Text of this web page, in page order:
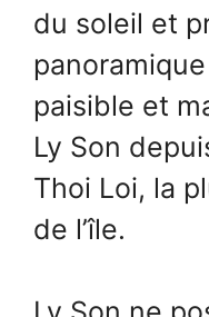
du soleil et
paisible et
Ly Son
Thoi Loi, la
de l’île.